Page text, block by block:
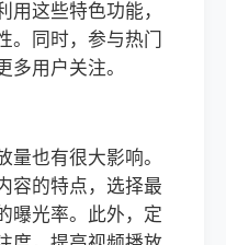
用这些特色功能，
。同时，参与热门
多用户关注。
量也有很大影响。
容的特点，选择最
曝光率。此外，定